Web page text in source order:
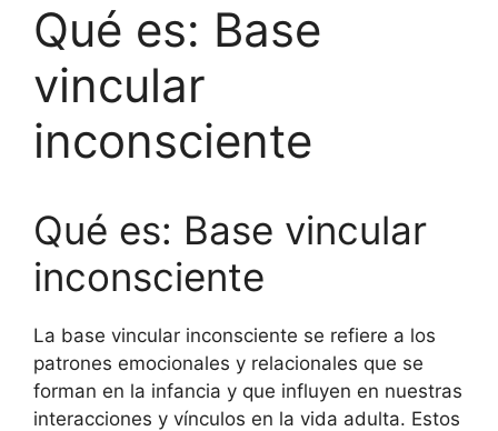
Qué es: Base
vincular
inconsciente
Qué es: Base vincular
inconsciente
La base vincular inconsciente se refiere a los
patrones emocionales y relacionales que se
forman en la infancia y que influyen en nuestras
interacciones y vínculos en la vida adulta. Estos